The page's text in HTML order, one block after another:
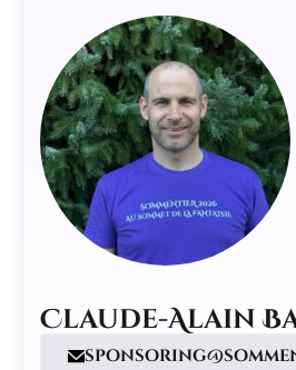
Claude-Alain